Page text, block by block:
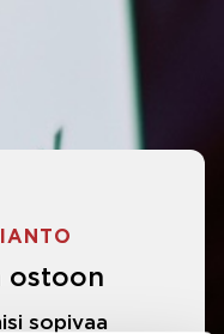
ostoon
sopivaa